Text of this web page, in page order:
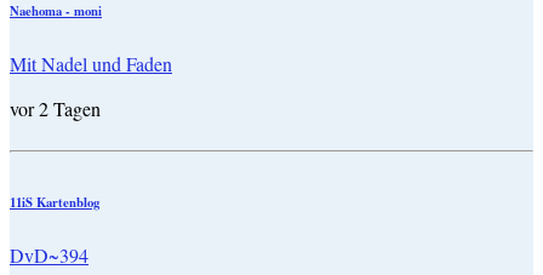
Naehoma - moni
Mit Nadel und Faden
vor 2 Tagen
11iS Kartenblog
DvD~394